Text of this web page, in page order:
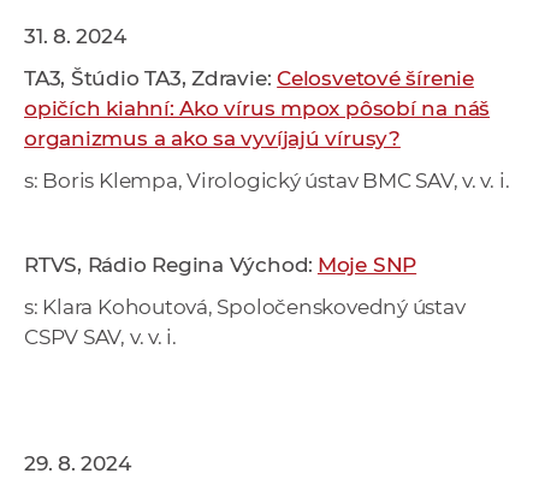
r
a
o
k
31. 8. 2024
TA3, Štúdio TA3, Zdravie:Celosvetové šírenie
opičích kiahní: Ako vírus mpox pôsobí na náš
organizmus a ako sa vyvíjajú vírusy?
s: Boris Klempa, Virologický ústav BMC SAV, v. v. i.
RTVS, Rádio Regina Východ: Moje SNP
s: Klara Kohoutová, Spoločenskovedný ústav
CSPV SAV, v. v. i.
29. 8. 2024